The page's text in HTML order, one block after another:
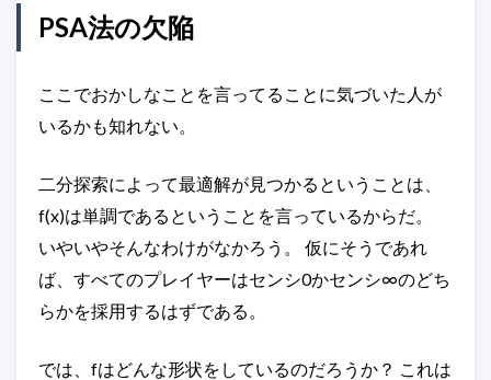
PSA法の欠陥
ここでおかしなことを言ってることに気づいた人が
いるかも知れない。
二分探索によって最適解が見つかるということは、
f(x)は単調であるということを言っているからだ。
いやいやそんなわけがなかろう。 仮にそうであれ
ば、すべてのプレイヤーはセンシ0かセンシ∞のどち
らかを採用するはずである。
では、fはどんな形状をしているのだろうか？ これは